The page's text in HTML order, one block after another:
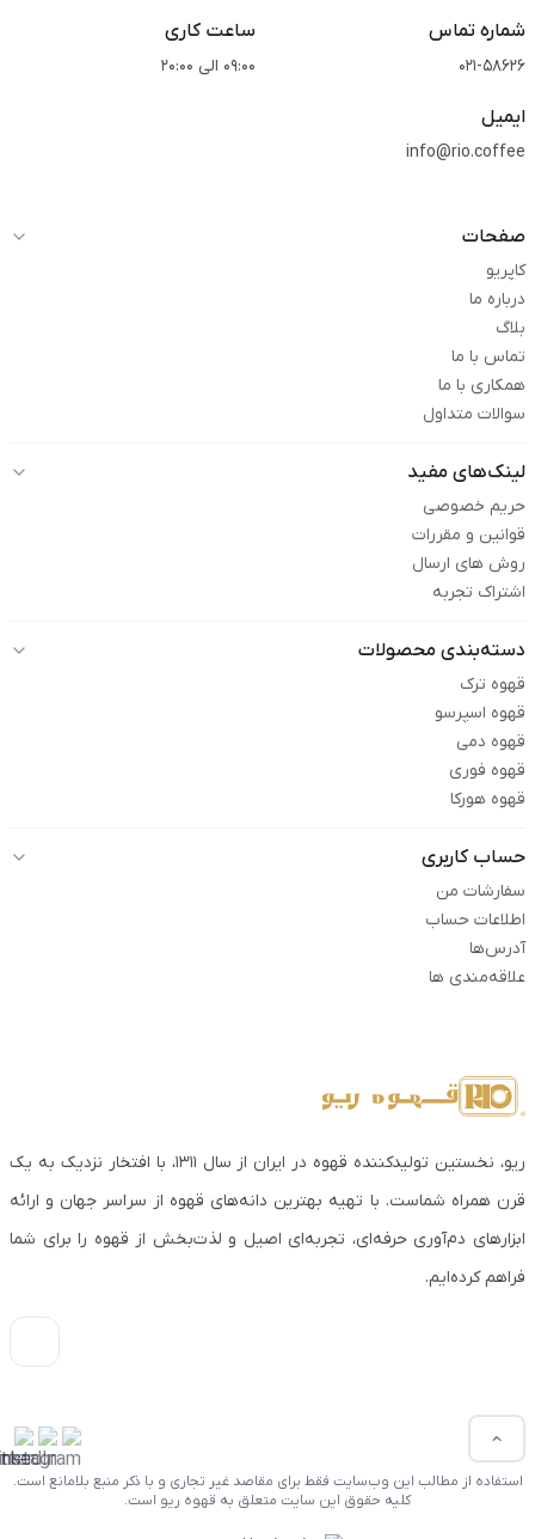
شماره تماس
021-58626
ساعت کاری
09:00 الی 20:00
ایمیل
info@rio.coffee
صفحات
کاپریو
درباره ما
بلاگ
تماس با ما
همکاری با ما
سوالات متداول
لینک‌های مفید
حریم خصوصی
قوانین و مقررات
روش های ارسال
اشتراک تجربه
دسته‌بندی محصولات
قهوه ترک
قهوه اسپرسو
قهوه دمی
قهوه فوری
قهوه هورکا
حساب کاربری
سفارشات من
اطلاعات حساب
آدرس‌ها
علاقه‌مندی ها
ریو، نخستین تولیدکننده قهوه در ایران از سال ۱۳۱۱، با افتخار نزدیک به یک
قرن همراه شماست. با تهیه بهترین دانه‌های قهوه از سراسر جهان و ارائه
ابزارهای دم‌آوری حرفه‌ای، تجربه‌ای اصیل و لذت‌بخش از قهوه را برای شما
فراهم کرده‌ایم.
استفاده از مطالب این وب‌سایت فقط برای مقاصد غیر تجاری و با ذکر منبع بلامانع است.
کلیه حقوق این سایت متعلق به قهوه ریو است.